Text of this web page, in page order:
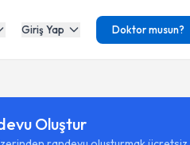
Giriş Yap Doktor musun?
Oluştur